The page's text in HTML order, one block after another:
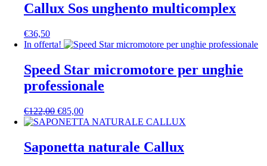
Callux Sos unghento multicomplex
€36,50
In offerta!
Speed Star micromotore per unghie
professionale
€122,00 Il
prezzo
era:
€122,00.
€85,00Il
prezzo
€85,00.
Saponetta naturale Callux